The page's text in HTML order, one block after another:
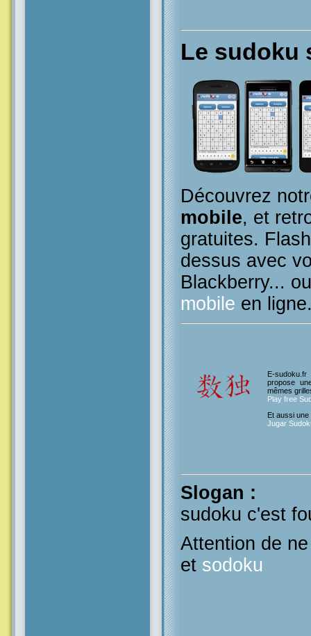
Le sudoku
Découvrez
mobile, et
gratuites.
dessus avec
Blackberry...
mobile en
E-
propose
mêmes
Play free
Et aussi
Jugar
Slogan :
sudoku c'est
Attention de
et sodoku